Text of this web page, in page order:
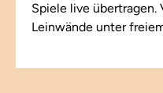
Spiele live übertragen.
Leinwände unter